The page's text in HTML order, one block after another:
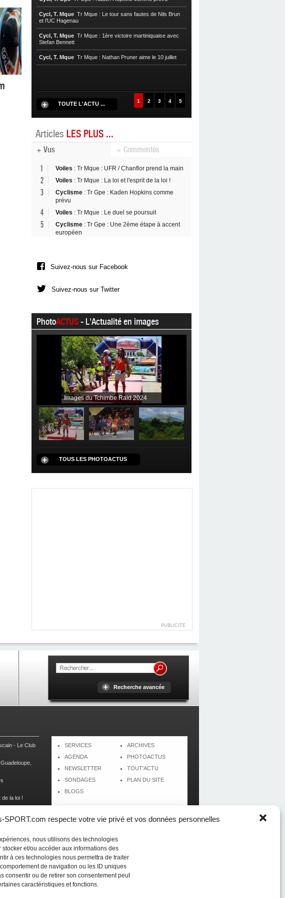
SPORT.com respecte votre vie privé et vos données personnelles
nous utilisons des technologies
et/ou accéder aux informations des
à ces technologies nous permettra de traiter
de navigation ou les ID uniques
consentir ou de retirer son consentement peut
caractéristiques et fonctions.
Cycl, T. Mque Tr Mque : Le tour sans fautes de Nils Brun
et l’UC Hagenau
Cycl, T. Mque Tr Mque : 1ère victoire martiniquaise avec
Stefan Bennett
Cycl, T. Mque Tr Mque : Nathan Pruner aime le 10 juillet
TOUTE L'ACTU ... 1 2 3 4 5
Articles LES PLUS ...
+ Vus + Commentés
1 Voiles : Tr Mque : UFR / Chanflor prend la main
2 Voiles : Tr Mque : La loi et l'esprit de la loi !
3 Cyclisme : Tr Gpe : Kaden Hopkins comme
prévu
4 Voiles : Tr Mque : Le duel se poursuit
5 Cyclisme : Tr Gpe : Une 2ème étape à accent
européen
Suivez-nous sur Facebook
Suivez-nous sur Twitter
PhotoACTUS- L'Actualité en images
Images du Tchimbe Raid 2024
TOUS LES PHOTOACTUS
PUBLICITE
Recherche avancée
- Le Club
de la loi !
out
Pays Marie-
la chaleur et
Trésors-
SERVICES
AGENDA
NEWSLETTER
SONDAGES
BLOGS
ARCHIVES
PHOTOACTUS
TOUT'ACTU
PLAN DU SITE